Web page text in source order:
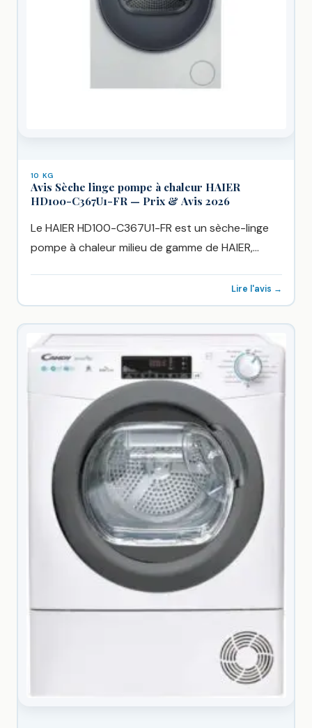
10 KG
Avis Sèche linge pompe à chaleur HAIER
HD100-C367U1-FR — Prix & Avis 2026
Le HAIER HD100-C367U1-FR est un sèche-linge
pompe à chaleur milieu de gamme de HAIER,
Lire l'avis →